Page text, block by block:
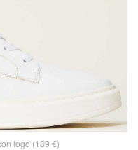
logo (189 €)